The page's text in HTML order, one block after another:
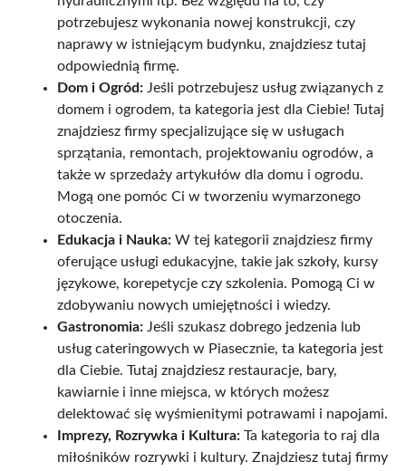
potrzebujesz wykonania nowej konstrukcji, czy
naprawy w istniejącym budynku, znajdziesz tutaj
odpowiednią firmę.
Dom i Ogród: Jeśli potrzebujesz usług związanych z
domem i ogrodem, ta kategoria jest dla Ciebie! Tutaj
znajdziesz firmy specjalizujące się w usługach
sprzątania, remontach, projektowaniu ogrodów, a
także w sprzedaży artykułów dla domu i ogrodu.
Mogą one pomóc Ci w tworzeniu wymarzonego
otoczenia.
Edukacja i Nauka: W tej kategorii znajdziesz firmy
oferujące usługi edukacyjne, takie jak szkoły, kursy
językowe, korepetycje czy szkolenia. Pomogą Ci w
zdobywaniu nowych umiejętności i wiedzy.
Gastronomia: Jeśli szukasz dobrego jedzenia lub
usług cateringowych w Piasecznie, ta kategoria jest
dla Ciebie. Tutaj znajdziesz restauracje, bary,
kawiarnie i inne miejsca, w których możesz
delektować się wyśmienitymi potrawami i napojami.
Imprezy, Rozrywka i Kultura: Ta kategoria to raj dla
miłośników rozrywki i kultury. Znajdziesz tutaj firmy